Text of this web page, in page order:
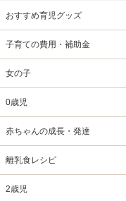
おすすめ育児グッズ
子育ての費用・補助金
女の子
0歳児
赤ちゃんの成長・発達
離乳食レシピ
2歳児